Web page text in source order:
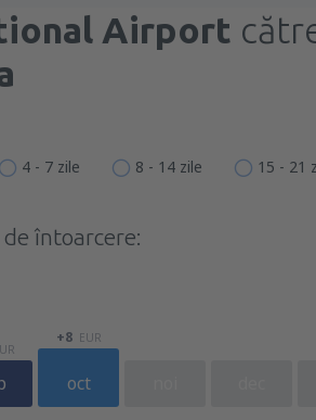
Airport
4 - 7 zile 8 - 14 zile 15 - 21
de întoarcere:
oct
+8 EUR